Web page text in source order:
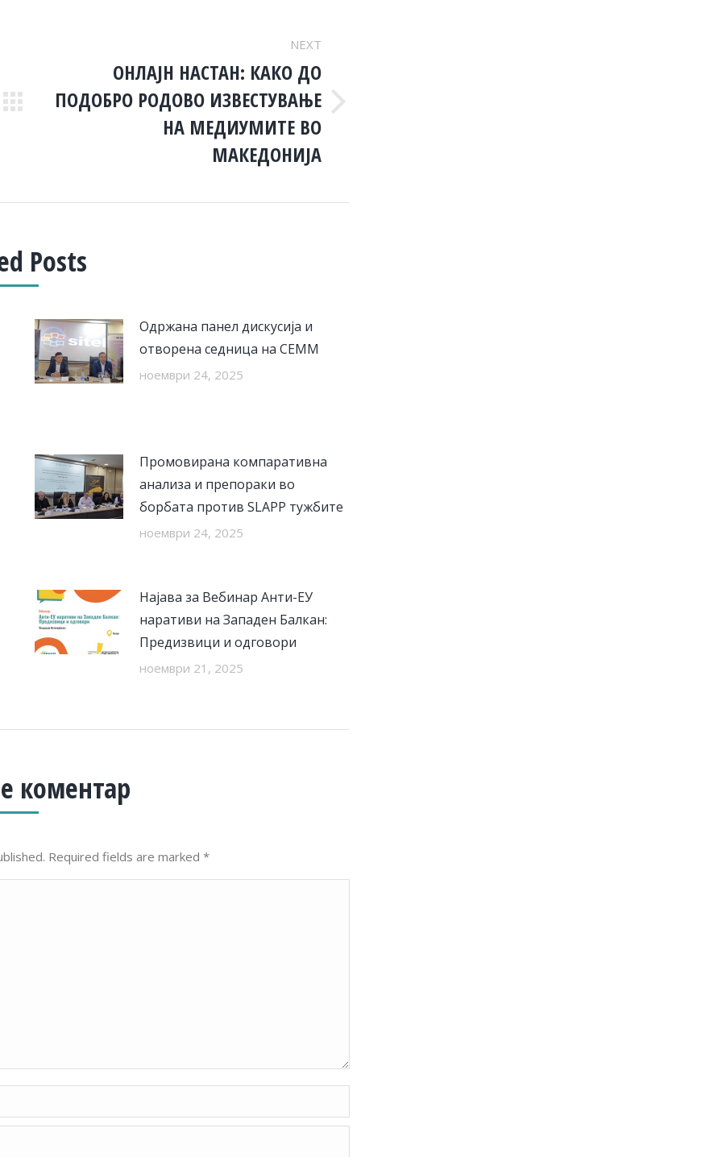
NEXT
Next
ОНЛАЈН НАСТАН: КАКО ДО
ПОДОБРО РОДОВО ИЗВЕСТУВАЊЕ
НА МЕДИУМИТЕ ВО
МАКЕДОНИЈА
Posts
Одржана панел дискусија и
отворена седница на СЕММ
ноември 24, 2025
Промовирана компаративна
анализа и препораки во
борбата против SLAPP тужбите
ноември 24, 2025
Најава за Вебинар Анти-ЕУ
наративи на Западен Балкан:
Предизвици и одговори
ноември 21, 2025
коментар
Required fields are marked *